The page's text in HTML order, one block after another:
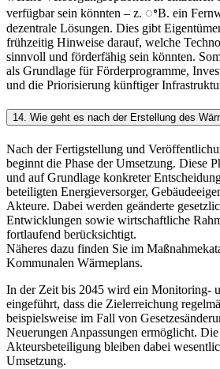
verfügbar sein könnten – z. ꢀB. ein
dezentrale Lösungen. Dies gibt
frühzeitig Hinweise darauf, welche
sinnvoll und förderfähig sein könnten.
als Grundlage für Förderprogramme,
und die Priorisierung künftiger
14. Wie geht es nach der Erstellung des
Nach der Fertigstellung und
beginnt die Phase der Umsetzung. Diese
und auf Grundlage konkreter
beteiligten Energieversorger,
Akteure. Dabei werden geänderte
Entwicklungen sowie wirtschaftliche
fortlaufend berücksichtigt.
Näheres dazu finden Sie im
Kommunalen Wärmeplans.
In der Zeit bis 2045 wird ein Monitoring-
eingeführt, dass die Zielerreichung
beispielsweise im Fall von
Neuerungen Anpassungen ermöglicht.
Akteursbeteiligung bleiben dabei
Umsetzung.